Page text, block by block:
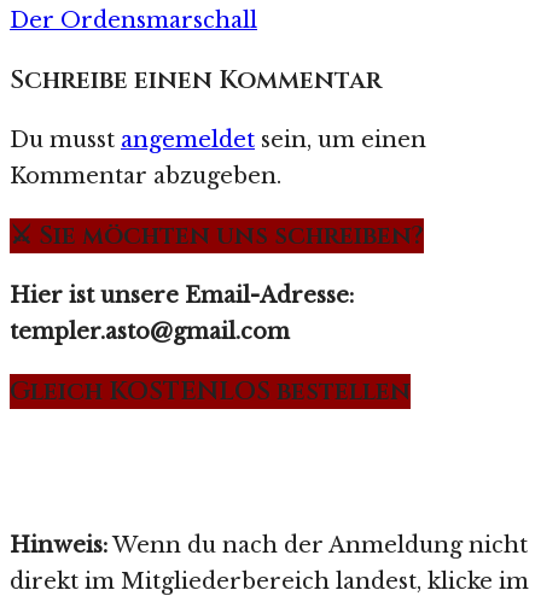
Der Ordensmarschall
Schreibe einen Kommentar
Du musst angemeldet sein, um einen
Kommentar abzugeben.
⚔️ Sie möchten uns schreiben?
Hier ist unsere Email-Adresse:
templer.asto@gmail.com
Gleich KOSTENLOS bestellen
Hinweis:Wenn du nach der Anmeldung nicht
direkt im Mitgliederbereich landest, klicke im